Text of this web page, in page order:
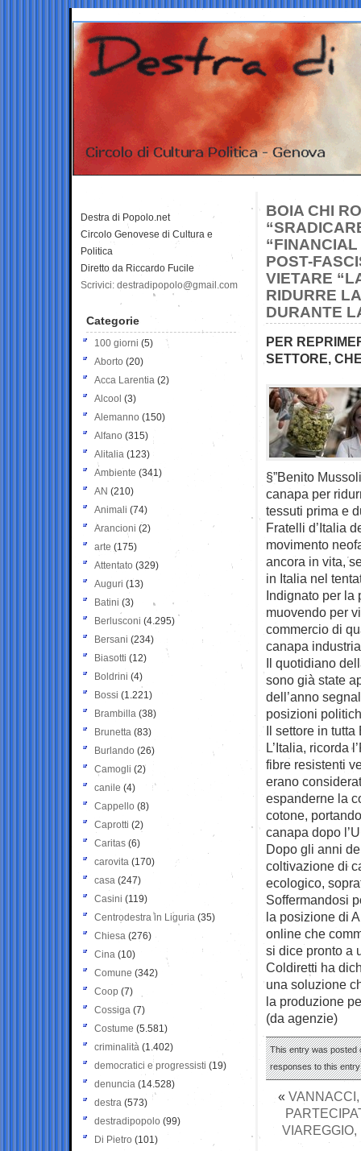
BOIA CHI
POST-
VIETARE
RIDURRE
DURANTE
PER
SETTORE,
§”Benito
canapa per
tessuti prima e
Fratelli d’Italia
movimento
ancora in vita,
in Italia nel
Indignato per la
muovendo per
commercio di
canapa
Il quotidiano
sono già state
dell’anno
posizioni
Il settore in
L’Italia, ricorda
fibre resistenti
erano
espanderne la
cotone,
canapa dopo
Dopo gli anni
coltivazione di
ecologico,
Soffermandosi
la posizione di
online che
si dice pronto a
Coldiretti ha
una soluzione
la produzione
(da agenzie)
This entry was posted
responses to this
«
VIAREGGIO,
Destra di Popolo.net
Circolo Genovese di Cultura e
Politica
Diretto da Riccardo Fucile
Scrivici: destradipopolo@gmail.com
Categorie
100 giorni (5)
Aborto (20)
Acca Larentia (2)
Alcool (3)
Alemanno (150)
Alfano (315)
Alitalia (123)
Ambiente (341)
AN (210)
Animali (74)
Arancioni (2)
arte (175)
Attentato (329)
Auguri (13)
Batini (3)
Berlusconi (4.295)
Bersani (234)
Biasotti (12)
Boldrini (4)
Bossi (1.221)
Brambilla (38)
Brunetta (83)
Burlando (26)
Camogli (2)
canile (4)
Cappello (8)
Caprotti (2)
Caritas (6)
carovita (170)
casa (247)
Casini (119)
Centrodestra in Liguria (35)
Chiesa (276)
Cina (10)
Comune (342)
Coop (7)
Cossiga (7)
Costume (5.581)
criminalità (1.402)
democratici e progressisti (19)
denuncia (14.528)
destra (573)
destradipopolo (99)
Di Pietro (101)